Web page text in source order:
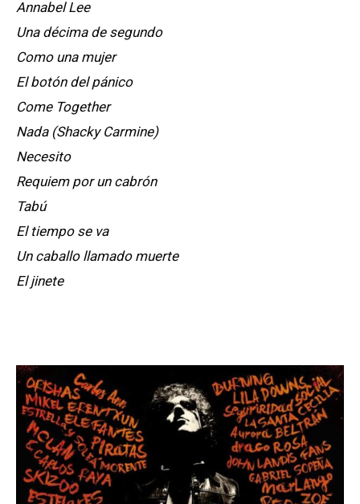
Annabel Lee
Una décima de segundo
Como una mujer
El botón del pánico
Come Together
Nada (Shacky Carmine)
Necesito
Requiem por un cabrón
Tabú
El tiempo se va
Un caballo llamado muerte
El jinete